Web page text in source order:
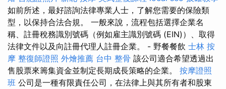
如前所述，最好諮詢法律專業人士，了解您需要的保險類
型，以保持合法合規。 一般來說，流程包括選擇企業名
稱、註冊稅務識別號碼（例如雇主識別號碼 (EIN)）、取得
法律文件以及向註冊代理人註冊企業。 - 野餐餐飲 士林 按
摩 整復師證照 外燴推薦 台中 整骨 該公司適合希望透過出
售股票來籌集資金並制定長期成長策略的企業。 按摩證照
班 公司是一種有限責任公司，在法律上與其所有者和股東